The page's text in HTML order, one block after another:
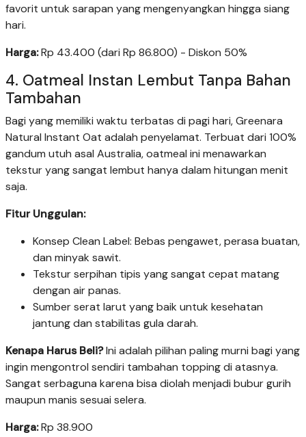
favorit untuk sarapan yang mengenyangkan hingga siang
hari.
Harga:Rp 43.400 (dari Rp 86.800) - Diskon 50%
4. Oatmeal Instan Lembut Tanpa Bahan
Tambahan
Bagi yang memiliki waktu terbatas di pagi hari, Greenara
Natural Instant Oat adalah penyelamat. Terbuat dari 100%
gandum utuh asal Australia, oatmeal ini menawarkan
tekstur yang sangat lembut hanya dalam hitungan menit
saja.
Fitur Unggulan:
Konsep Clean Label: Bebas pengawet, perasa buatan,
dan minyak sawit.
Tekstur serpihan tipis yang sangat cepat matang
dengan air panas.
Sumber serat larut yang baik untuk kesehatan
jantung dan stabilitas gula darah.
Kenapa Harus Beli?Ini adalah pilihan paling murni bagi yang
ingin mengontrol sendiri tambahan topping di atasnya.
Sangat serbaguna karena bisa diolah menjadi bubur gurih
maupun manis sesuai selera.
Harga:Rp 38.900